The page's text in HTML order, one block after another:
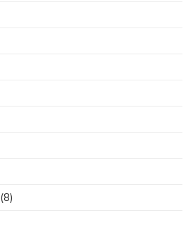
(8)